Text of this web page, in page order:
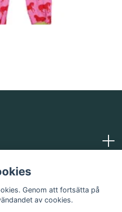
Genom att fortsätta på
av cookies.